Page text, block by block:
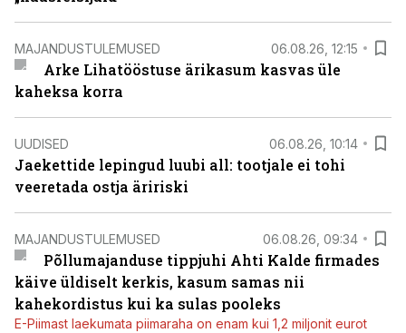
MAJANDUSTULEMUSED 06.08.26, 12:15
Arke Lihatööstuse ärikasum kasvas üle
kaheksa korra
UUDISED 06.08.26, 10:14
Jaekettide lepingud luubi all: tootjale ei tohi
veeretada ostja äririski
MAJANDUSTULEMUSED 06.08.26, 09:34
Põllumajanduse tippjuhi Ahti Kalde firmades
käive üldiselt kerkis, kasum samas nii
kahekordistus kui ka sulas pooleks
E-Piimast laekumata piimaraha on enam kui 1,2 miljonit eurot